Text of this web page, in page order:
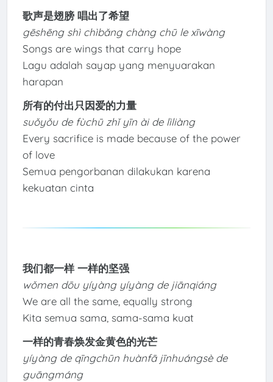
歌声是翅膀 唱出了希望
gēshēng shì chìbǎng chàng chū le xīwàng
Songs are wings that carry hope
Lagu adalah sayap yang menyuarakan
harapan
所有的付出只因爱的力量
suǒyǒu de fùchū zhǐ yīn ài de lìliàng
Every sacrifice is made because of the power
of love
Semua pengorbanan dilakukan karena
kekuatan cinta
我们都一样 一样的坚强
wǒmen dōu yíyàng yíyàng de jiānqiáng
We are all the same, equally strong
Kita semua sama, sama-sama kuat
一样的青春焕发金黄色的光芒
yíyàng de qīngchūn huànfā jīnhuángsè de
guāngmáng